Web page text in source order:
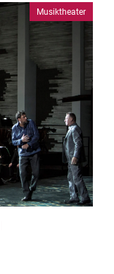
Musiktheater